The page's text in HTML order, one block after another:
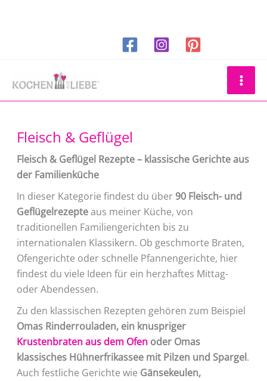
Fleisch & Geflügel
Fleisch & Geflügel Rezepte – klassische Gerichte aus
der Familienküche
In dieser Kategorie findest du über 90 Fleisch- und
Geflügelrezepteaus meiner Küche, von
traditionellen Familiengerichten bis zu
internationalen Klassikern. Ob geschmorte Braten,
Ofengerichte oder schnelle Pfannengerichte, hier
findest du viele Ideen für ein herzhaftes Mittag-
oder Abendessen.
Zu den klassischen Rezepten gehören zum Beispiel
Omas Rinderrouladen, ein knuspriger
Krustenbraten aus dem Ofenoder Omas
klassisches Hühnerfrikassee mit Pilzen und Spargel.
Auch festliche Gerichte wie Gänsekeulen,